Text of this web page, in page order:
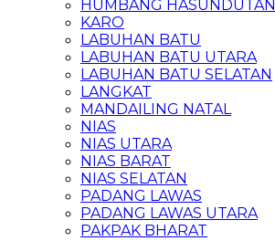
HUMBANG HASUNDUTAN
KARO
LABUHAN BATU
LABUHAN BATU UTARA
LABUHAN BATU SELATAN
LANGKAT
MANDAILING NATAL
NIAS
NIAS UTARA
NIAS BARAT
NIAS SELATAN
PADANG LAWAS
PADANG LAWAS UTARA
PAKPAK BHARAT